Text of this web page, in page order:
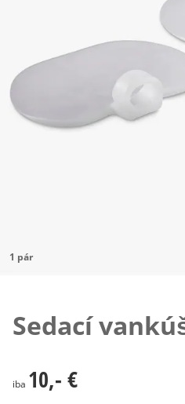
1 pár
Sedací
10,- €
iba 10,- €